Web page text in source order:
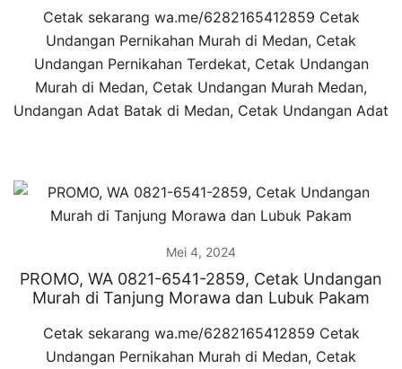
Cetak sekarang wa.me/6282165412859 Cetak
Undangan Pernikahan Murah di Medan, Cetak
Undangan Pernikahan Terdekat, Cetak Undangan
Murah di Medan, Cetak Undangan Murah Medan,
Undangan Adat Batak di Medan, Cetak Undangan Adat
Mei 4, 2024
PROMO, WA 0821-6541-2859, Cetak Undangan
Murah di Tanjung Morawa dan Lubuk Pakam
Cetak sekarang wa.me/6282165412859 Cetak
Undangan Pernikahan Murah di Medan, Cetak